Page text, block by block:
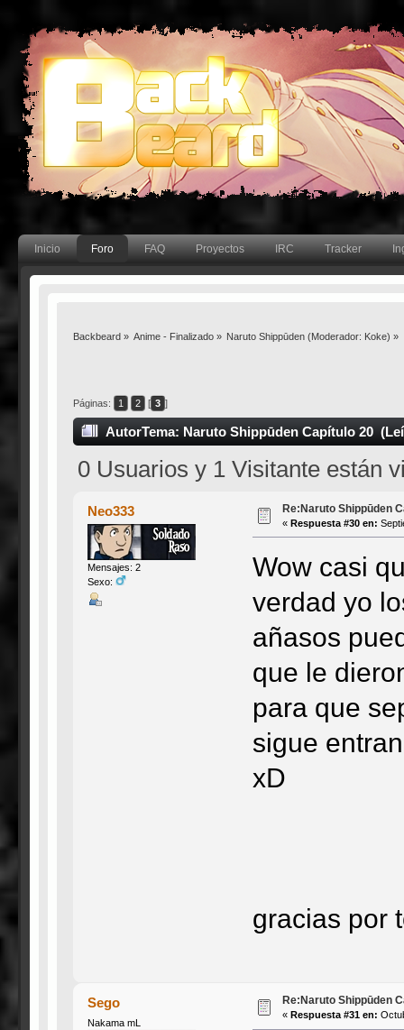
Inicio Foro FAQ Proyectos IRC Tracker
Backbeard» Anime - Finalizado » Naruto Shippūden (Moderador: Koke) »
Páginas: 1 2 [ 3 ]
AutorTema: Naruto Shippūden Capítulo 20
0 Usuarios y 1 Visitante están
Neo333
Mensajes: 2
Sexo:
Re:Naruto Shippūden
« Respuesta #30 en:
Wow casi
verdad yo
añasos
que le
para que
sigue
xD
gracias por
Sego
Nakama mL
Re:Naruto Shippūden
« Respuesta #31 en: